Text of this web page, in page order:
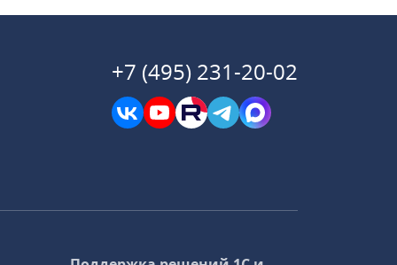
+7 (495) 231-20-02